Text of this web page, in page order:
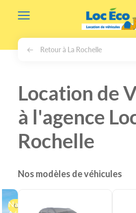
Retour à La Rochelle
Location de
à l'agence
Rochelle
Nos modèles de véhicules
Offre
Navette